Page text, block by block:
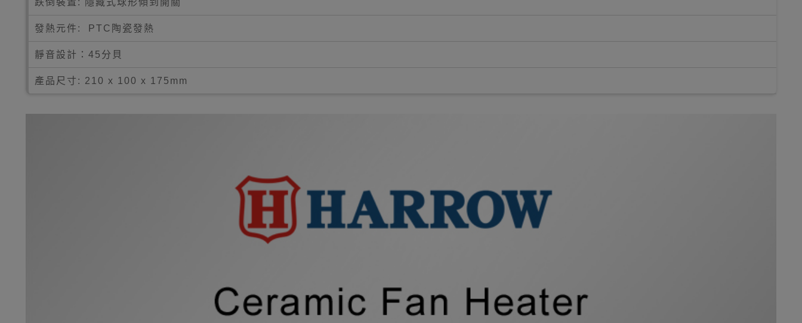
發熱元件: PTC陶瓷發熱
靜音設計：45分貝
產品尺寸: 210 x 100 x 175mm